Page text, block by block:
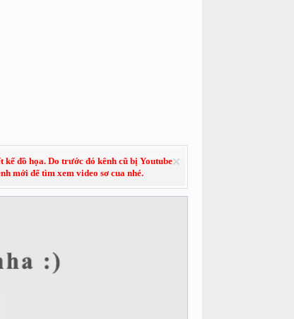
kế đồ họa. Do trước đó kênh cũ bị Youtube
mới để tìm xem video sơ cua nhé.